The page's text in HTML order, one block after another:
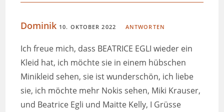
Dominik 10. OKTOBER 2022 ANTWORTEN
Ich freue mich, dass BEATRICE EGLI wieder ein
Kleid hat, ich möchte sie in einem hübschen
Minikleid sehen, sie ist wunderschön, ich liebe
sie, ich möchte mehr Nokis sehen, Miki Krauser,
und Beatrice Egli und Maitte Kelly, I Grüsse